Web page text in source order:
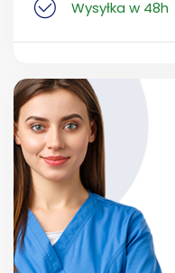
Wysyłka w 48h